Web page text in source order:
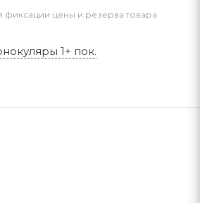
фиксации цены и резерва товара
1+ пок.